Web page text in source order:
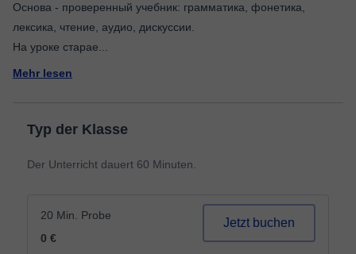
Основа - проверенный учебник: грамматика, фонетика,
лексика, чтение, аудио, дискуссии.
На уроке старае
Mehr lesen
Typ der Klasse
Der Unterricht dauert 60 Minuten.
20 Min. Probe
0 €
Jetzt buchen